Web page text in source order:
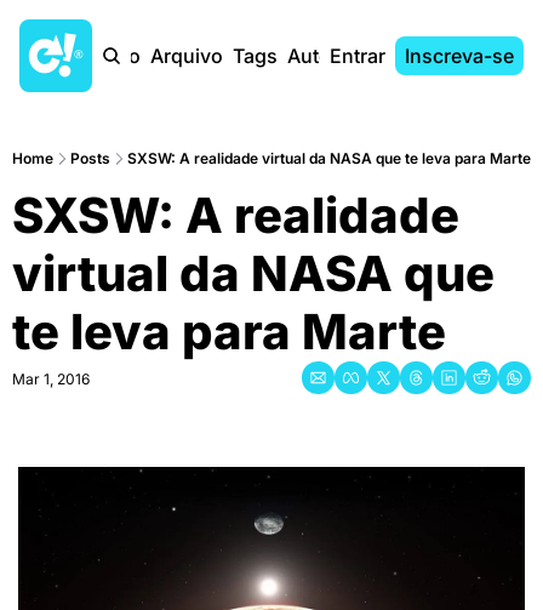
Início Arquivo Tags AutoresEntrar Inscreva-se
Home Posts SXSW: A realidade virtual da NASA que te leva para Marte
SXSW: A realidade
virtual da NASA que
te leva para Marte
Mar 1, 2016